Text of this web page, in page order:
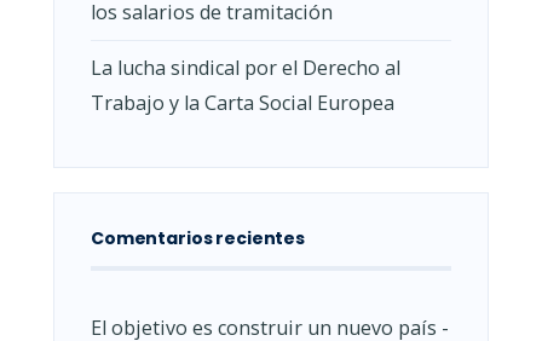
los salarios de tramitación
La lucha sindical por el Derecho al
Trabajo y la Carta Social Europea
Comentarios recientes
El objetivo es construir un nuevo país -